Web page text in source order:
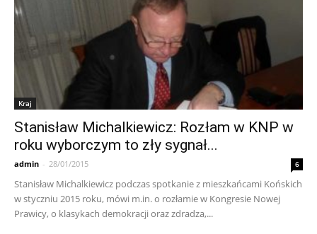
Kraj
Stanisław Michalkiewicz: Rozłam w KNP w
roku wyborczym to zły sygnał...
admin - 28/01/2015 6
Stanisław Michalkiewicz podczas spotkanie z mieszkańcami Końskich
w styczniu 2015 roku, mówi m.in. o rozłamie w Kongresie Nowej
Prawicy, o klasykach demokracji oraz zdradza,...